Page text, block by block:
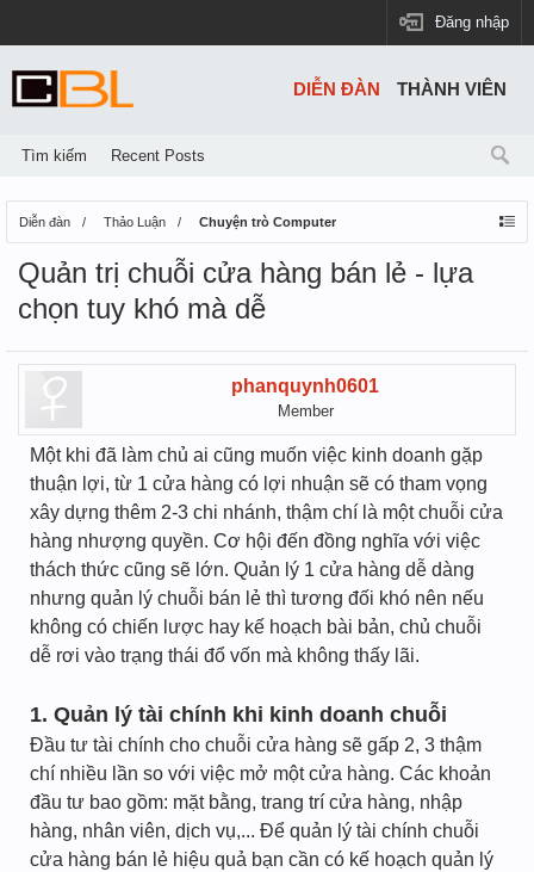
Đăng nhập
Diễn đàn Thảo Luận Chuyện trò Computer
Quản trị chuỗi cửa hàng bán lẻ - lựa
chọn tuy khó mà dễ
phanquynh0601
Member
Một khi đã làm chủ ai cũng muốn việc kinh doanh gặp
thuận lợi, từ 1 cửa hàng có lợi nhuận sẽ có tham vọng
xây dựng thêm 2-3 chi nhánh, thậm chí là một chuỗi cửa
hàng nhượng quyền. Cơ hội đến đồng nghĩa với việc
thách thức cũng sẽ lớn. Quản lý 1 cửa hàng dễ dàng
nhưng quản lý chuỗi bán lẻ thì tương đối khó nên nếu
không có chiến lược hay kế hoạch bài bản, chủ chuỗi
dễ rơi vào trạng thái đổ vốn mà không thấy lãi.
1. Quản lý tài chính khi kinh doanh chuỗi
Đầu tư tài chính cho chuỗi cửa hàng sẽ gấp 2, 3 thậm
chí nhiều lần so với việc mở một cửa hàng. Các khoản
đầu tư bao gồm: mặt bằng, trang trí cửa hàng, nhập
hàng, nhân viên, dịch vụ,... Để quản lý tài chính chuỗi
cửa hàng bán lẻ hiệu quả bạn cần có kế hoạch quản lý
DIỄN ĐÀN
Tìm kiếm Recent Posts
THÀNH VIÊN